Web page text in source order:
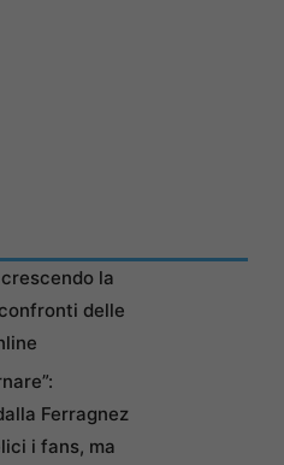
la
delle
Ferragnez
i fans, ma